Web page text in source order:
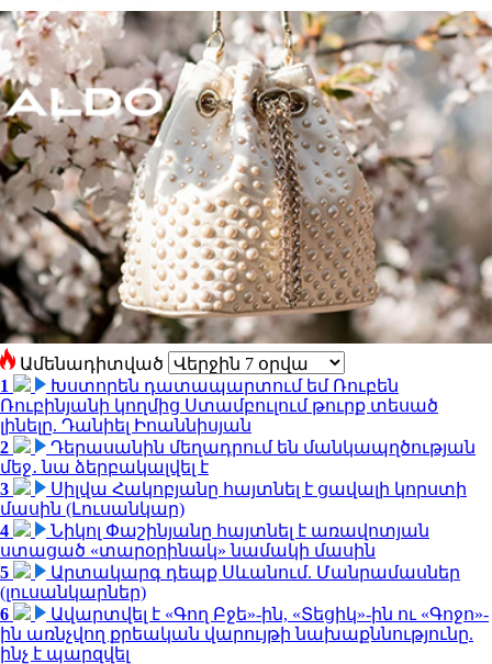
Ամենադիտված
1
Խստորեն դատապարտում եմ Ռուբեն
Ռուբինյանի կողմից Ստամբուլում թուրք տեսած
լինելը. Դանիել Իոաննիսյան
2
Դերասանին մեղադրում են մանկապղծության
մեջ․ նա ձերբակալվել է
3
Սիլվա Հակոբյանը հայտնել է ցավալի կորստի
մասին (Լուսանկար)
4
Նիկոլ Փաշինյանը հայտնել է առավոտյան
ստացած «տարօրինակ» նամակի մասին
5
Արտակարգ դեպք Սևանում. Մանրամասներ
(լուսանկարներ)
6
Ավարտվել է «Գող Բջե»-ին, «Տեցիկ»-ին ու «Գոջո»-
ին առնչվող քրեական վարույթի նախաքննությունը.
ինչ է պարզվել